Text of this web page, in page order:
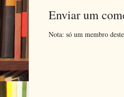
Enviar um
Nota: só um membro